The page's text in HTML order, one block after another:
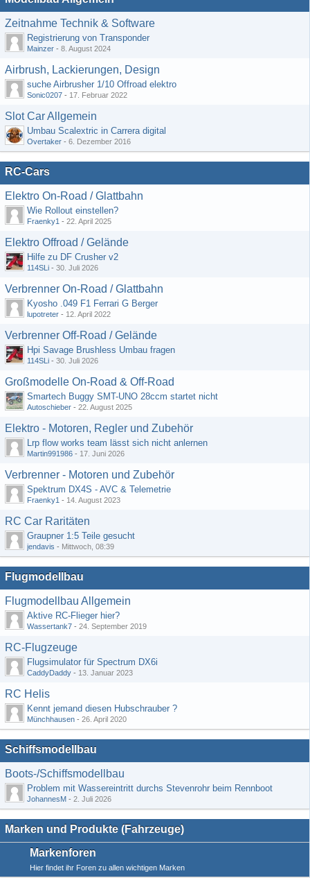
Zeitnahme Technik & Software
Registrierung von Transponder
Mainzer - 8. August 2024
Airbrush, Lackierungen, Design
suche Airbrusher 1/10 Offroad elektro
Sonic0207 - 17. Februar 2022
Slot Car Allgemein
Umbau Scalextric in Carrera digital
Overtaker - 6. Dezember 2016
RC-Cars
Elektro On-Road / Glattbahn
Wie Rollout einstellen?
Fraenky1 - 22. April 2025
Elektro Offroad / Gelände
Hilfe zu DF Crusher v2
114SLi - 30. Juli 2026
Verbrenner On-Road / Glattbahn
Kyosho .049 F1 Ferrari G Berger
lupotreter - 12. April 2022
Verbrenner Off-Road / Gelände
Hpi Savage Brushless Umbau fragen
114SLi - 30. Juli 2026
Großmodelle On-Road & Off-Road
Smartech Buggy SMT-UNO 28ccm startet nicht
Autoschieber - 22. August 2025
Elektro - Motoren, Regler und Zubehör
Lrp flow works team lässt sich nicht anlernen
Martin991986 - 17. Juni 2026
Verbrenner - Motoren und Zubehör
Spektrum DX4S - AVC & Telemetrie
Fraenky1 - 14. August 2023
RC Car Raritäten
Graupner 1:5 Teile gesucht
jendavis - Mittwoch, 08:39
Flugmodellbau
Flugmodellbau Allgemein
Aktive RC-Flieger hier?
Wassertank7 - 24. September 2019
RC-Flugzeuge
Flugsimulator für Spectrum DX6i
CaddyDaddy - 13. Januar 2023
RC Helis
Kennt jemand diesen Hubschrauber ?
Münchhausen - 26. April 2020
Schiffsmodellbau
Boots-/Schiffsmodellbau
Problem mit Wassereintritt durchs Stevenrohr beim Rennboot
JohannesM - 2. Juli 2026
Marken und Produkte (Fahrzeuge)
Markenforen
Hier findet ihr Foren zu allen wichtigen Marken